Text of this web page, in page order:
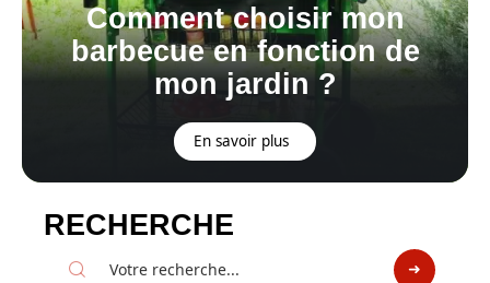
Comment choisir mon
barbecue en fonction de
mon jardin ?
En savoir plus
RECHERCHE